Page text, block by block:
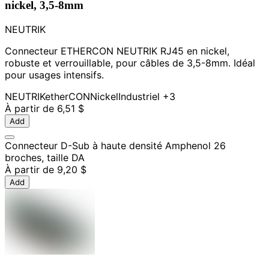
nickel, 3,5-8mm
NEUTRIK
Connecteur ETHERCON NEUTRIK RJ45 en nickel,
robuste et verrouillable, pour câbles de 3,5-8mm. Idéal
pour usages intensifs.
NEUTRIKetherCONNickelIndustriel +3
À partir de 6,51 $
Add
Connecteur D-Sub à haute densité Amphenol 26
broches, taille DA
À partir de 9,20 $
Add